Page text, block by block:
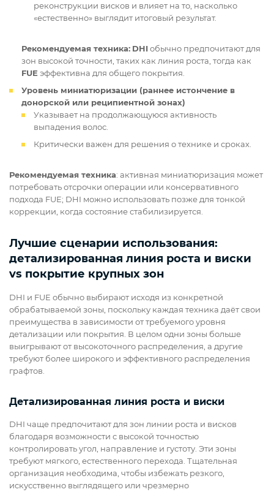
реконструкции висков и влияет на то, насколько
«естественно» выглядит итоговый результат.
Рекомендуемая техника: DHIобычно предпочитают для
зон высокой точности, таких как линия роста, тогда как
FUE эффективна для общего покрытия.
Уровень миниатюризации (раннее истончение в
донорской или реципиентной зонах)
Указывает на продолжающуюся активность
выпадения волос.
Критически важен для решения о технике и сроках.
Рекомендуемая техника: активная миниатюризация может
потребовать отсрочки операции или консервативного
подхода FUE; DHI можно использовать позже для тонкой
коррекции, когда состояние стабилизируется.
Лучшие сценарии использования:
детализированная линия роста и виски
vs покрытие крупных зон
DHI и FUE обычно выбирают исходя из конкретной
обрабатываемой зоны, поскольку каждая техника даёт свои
преимущества в зависимости от требуемого уровня
детализации или покрытия. В целом одни зоны больше
выигрывают от высокоточного распределения, а другие
требуют более широкого и эффективного распределения
графтов.
Детализированная линия роста и виски
DHI чаще предпочитают для зон линии роста и висков
благодаря возможности с высокой точностью
контролировать угол, направление и густоту. Эти зоны
требуют мягкого, естественного перехода. Тщательная
организация необходима, чтобы избежать резкого,
искусственно выглядящего или чрезмерно